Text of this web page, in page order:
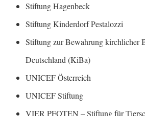
Stiftung Hagenbeck
Stiftung Kinderdorf Pestalozzi
Stiftung zur Bewahrung kirchlicher
Deutschland (KiBa)
UNICEF Österreich
UNICEF Stiftung
VIER PFOTEN – Stiftung für